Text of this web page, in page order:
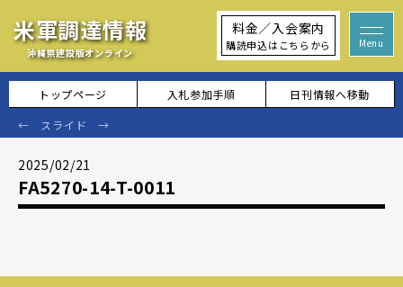
米軍調達情報
沖縄県建設版オンライン
料金／入会案内
購読申込はこちらから
トップページ 入札参加手順 日刊情報へ移動
2025/02/21
FA5270-14-T-0011